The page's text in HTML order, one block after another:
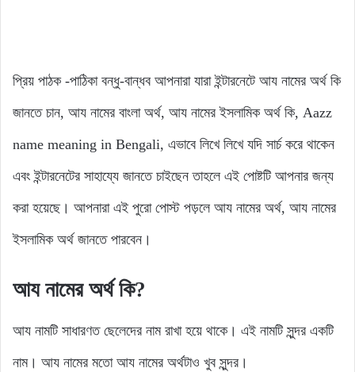
প্রিয় পাঠক -পাঠিকা বন্ধু-বান্ধব আপনারা যারা ইন্টারনেটে আয নামের অর্থ কি
জানতে চান, আয নামের বাংলা অর্থ, আয নামের ইসলামিক অর্থ কি, Aazz
name meaning in Bengali, এভাবে লিখে লিখে যদি সার্চ করে থাকেন
এবং ইন্টারনেটের সাহায্যে জানতে চাইছেন তাহলে এই পোষ্টটি আপনার জন্য
করা হয়েছে। আপনারা এই পুরো পোস্ট পড়লে আয নামের অর্থ, আয নামের
ইসলামিক অর্থ জানতে পারবেন।
আয নামের অর্থ কি?
আয নামটি সাধারণত ছেলেদের নাম রাখা হয়ে থাকে। এই নামটি সুন্দর একটি
নাম। আয নামের মতো আয নামের অর্থটাও খুব সুন্দর।